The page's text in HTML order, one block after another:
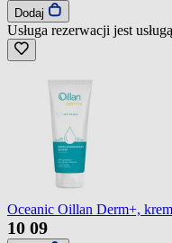
Dodaj
Usługa rezerwacji jest
Oceanic Oillan Derm+,
10 09